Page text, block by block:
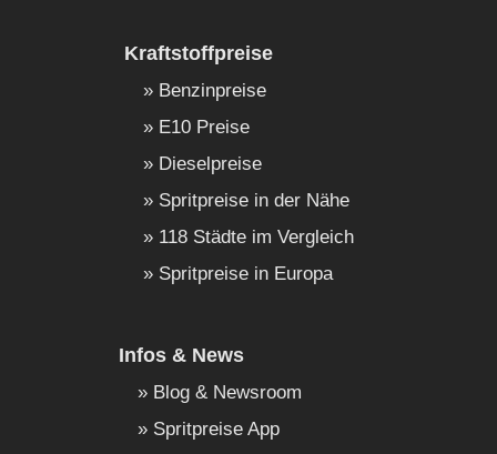
Kraftstoffpreise
Benzinpreise
E10 Preise
Dieselpreise
Spritpreise in der Nähe
118 Städte im Vergleich
Spritpreise in Europa
Infos & News
Blog & Newsroom
Spritpreise App